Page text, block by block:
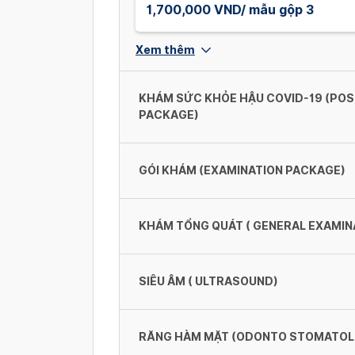
1,700,000 VND/ mẫu gộp 3
Xem thêm
KHÁM SỨC KHỎE HẬU COVID-19
PACKAGE)
Khám sức khỏe hậu Covid-19 cơ
2,123,000 VND/ gói
Khám sức khỏe hậu Covid-19
3,955,000 VND/ gói
GÓI KHÁM (EXAMINATION PACKAGE)
Gói khám tổng quát - Tầm soát
1,222,000 VND/ Gói
Gói khám tổng quát - Tầm soát
2,005,000 VND/ Gói
KHÁM TỔNG QUÁT ( GENERAL
Khám tai mũi họng (Ear, nose
200,000 VND
SIÊU ÂM ( ULTRASOUND)
Siêu âm thai (thai, nhau thai,
RĂNG HÀM MẶT (ODONTO